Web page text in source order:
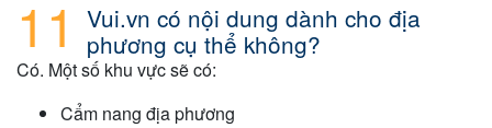
Vui.vn có nội dung dành cho địa
phương cụ thể không?
Có. Một số khu vực sẽ có:
Cẩm nang địa phương